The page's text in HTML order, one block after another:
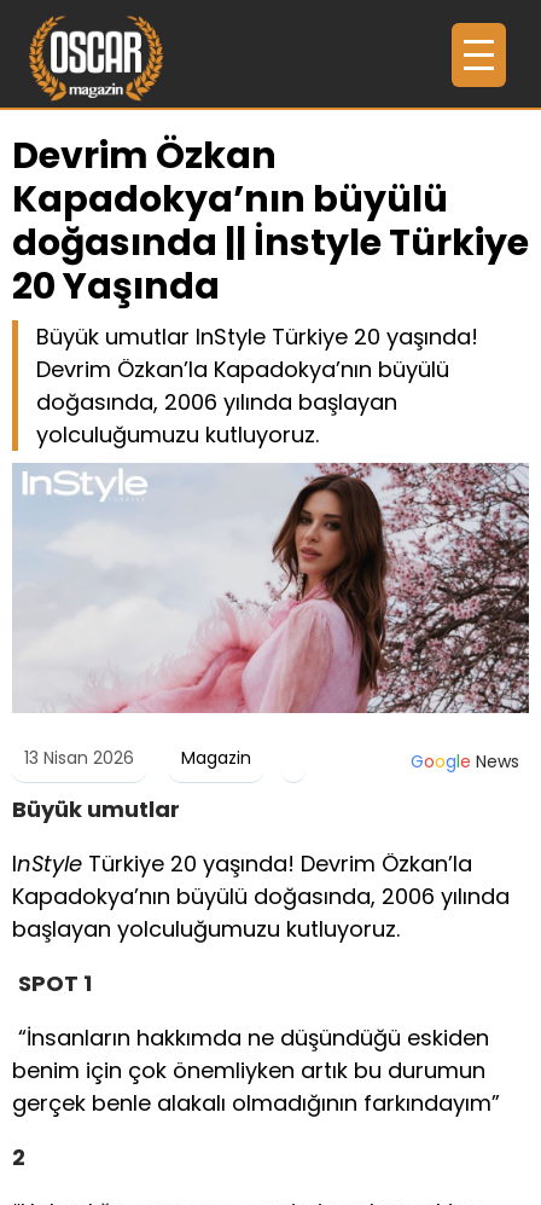
Devrim Özkan
Kapadokya’nın büyülü
doğasında || İnstyle Türkiye
20 Yaşında
Büyük umutlar InStyle Türkiye 20 yaşında!
Devrim Özkan’la Kapadokya’nın büyülü
doğasında, 2006 yılında başlayan
yolculuğumuzu kutluyoruz.
13 Nisan 2026 Magazin Google News
Büyük umutlar
InStyle Türkiye 20 yaşında! Devrim Özkan’la
Kapadokya’nın büyülü doğasında, 2006 yılında
başlayan yolculuğumuzu kutluyoruz.
SPOT 1
“İnsanların hakkımda ne düşündüğü eskiden
benim için çok önemliyken artık bu durumun
gerçek benle alakalı olmadığının farkındayım”
2